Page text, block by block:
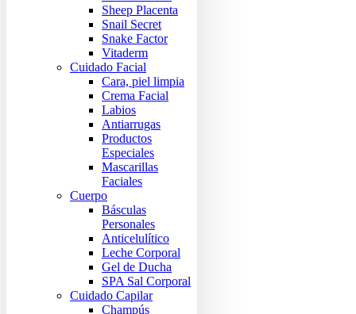
Sheep Placenta
Snail Secret
Snake Factor
Vitaderm
Cuidado Facial
Cara, piel limpia
Crema Facial
Labios
Antiarrugas
Productos
Especiales
Mascarillas
Faciales
Cuerpo
Básculas
Personales
Anticelulítico
Leche Corporal
Gel de Ducha
SPA Sal Corporal
Cuidado Capilar
Champús